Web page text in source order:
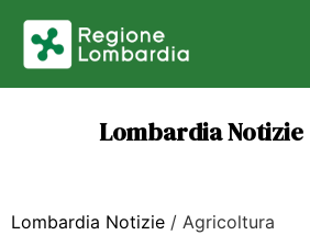
Lombardia Notizie
Lombardia Notizie / Agricoltura